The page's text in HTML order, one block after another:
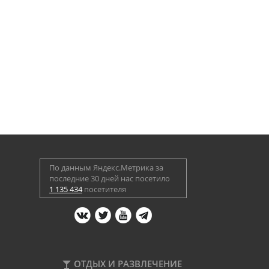
По данным Яндекс.Метрика за
последние 30 дней нас посетило
1 135 434посетителя
ОТДЫХ И РАЗВЛЕЧЕНИЕ